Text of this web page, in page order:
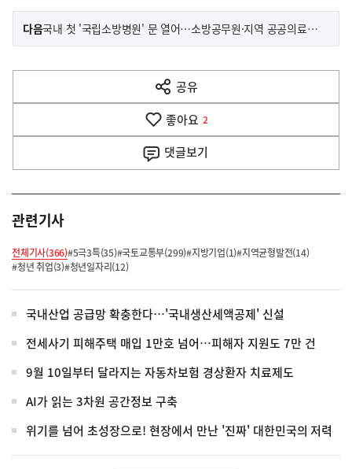
이
전
다
음
다음기
국내 첫 '국립소방병원' 문 열어…소방공무원·지역 공공의료 수행
공유
열
기
좋아요 2
댓글보기
관련기사
전체기사(366)#5극3특(35)#국토교통부(299)#지방기업(1)#지역균형발전(14)
#청년 취업(3)#청년일자리(12)
국내산업 공급망 확충한다…'국내생산세액공제' 신설
전세사기 피해주택 매입 1만호 넘어…피해자 지원도 7만 건
9월 10일부터 달라지는 자동차보험 경상환자 치료제도
AI가 읽는 3차원 공간정보 구축
위기를 넘어 초성장으로! 현장에서 만난 '진짜' 대한민국의 저력